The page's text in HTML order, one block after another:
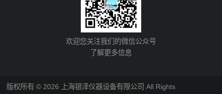
欢迎您关注我们的微信公众号
了解更多信息
版权所有 © 2026 上海银泽仪器设备有限公司 All Rights